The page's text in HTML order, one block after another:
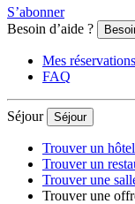
S’abonner
Besoin d’aide ?
Mes réservations
FAQ
Séjour Séjour
Trouver un hôtel
Trouver un
Trouver une
Trouver une